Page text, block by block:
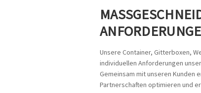
NFORDERUNGEN
Unsere Container, Gitterboxen,
individuellen Anforderungen
Gemeinsam mit unseren Kunden
Partnerschaften optimieren und